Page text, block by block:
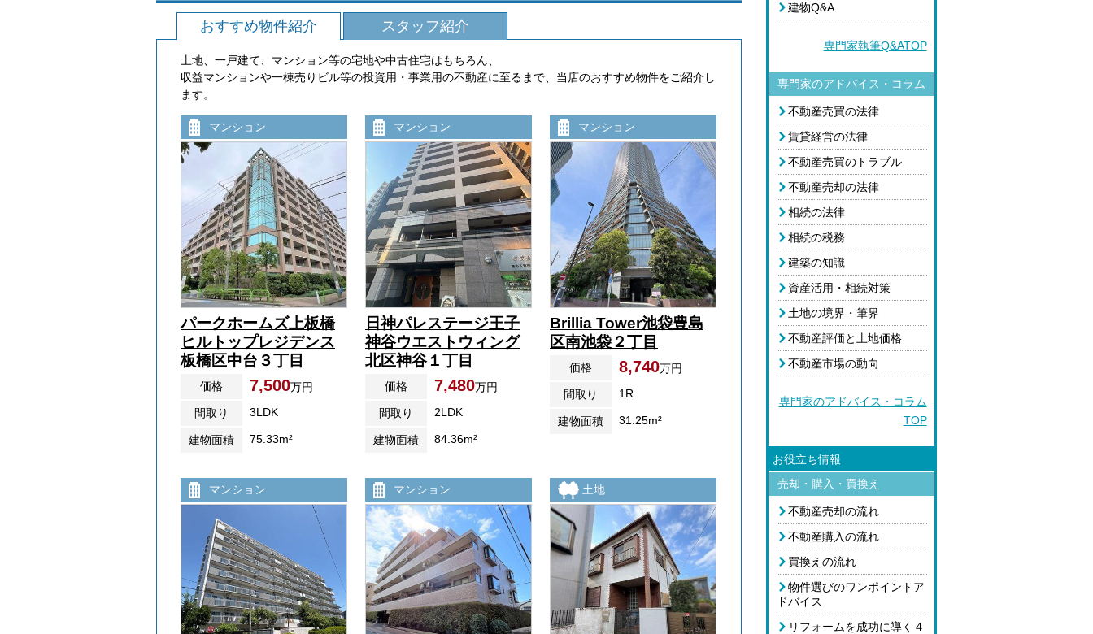
おすすめ物件紹介 スタッフ紹介
土地、一戸建て、マンション等の宅地や中古住宅はもちろん、
収益マンションや一棟売りビル等の投資用・事業用の不動産に至るまで、当店のおすすめ物件をご紹介し
ます。
マンション
パークホームズ上板橋
ヒルトップレジデンス
板橋区中台３丁目
価格 7,500万円
間取り
3LDK
建物面積 75.33m²
マンション
日神パレステージ王子
神谷ウエストウィング
北区神谷１丁目
価格 7,480万円
間取り
2LDK
建物面積 84.36m²
マンション
Brillia Tower池袋豊島
区南池袋２丁目
価格 8,740万円
間取り
1R
建物面積 31.25m²
マンション マンション 土地
建物Q&A
専門家執筆Q&ATOP
専門家のアドバイス・コラム
不動産売買の法律
賃貸経営の法律
不動産売買のトラブル
不動産売却の法律
相続の法律
相続の税務
建築の知識
資産活用・相続対策
土地の境界・筆界
不動産評価と土地価格
不動産市場の動向
専門家のアドバイス・コラム
TOP
お役立ち情報
売却・購入・買換え
不動産売却の流れ
不動産購入の流れ
買換えの流れ
物件選びのワンポイントア
ドバイス
リフォームを成功に導く４